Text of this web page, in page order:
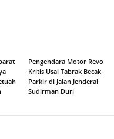
Pengendara Motor Revo
Kritis Usai Tabrak Becak
Parkir di Jalan Jenderal
Sudirman Duri